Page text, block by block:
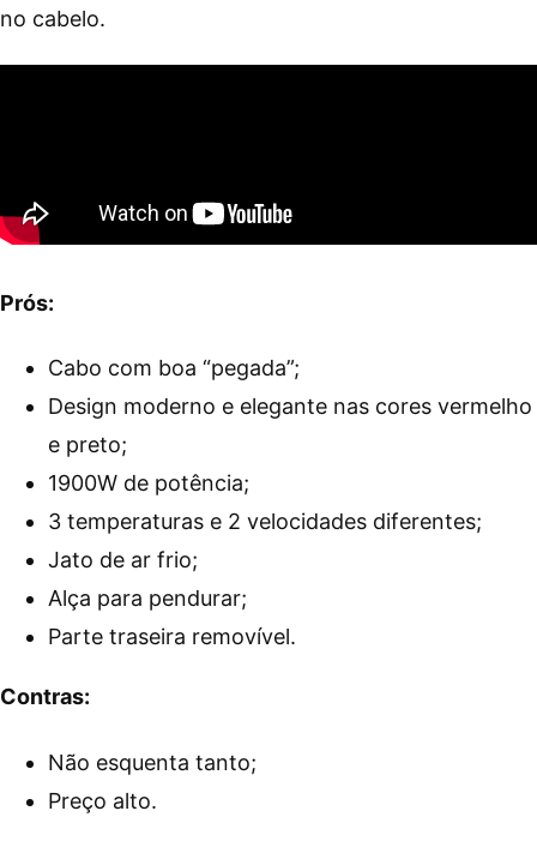
no cabelo.
Prós:
Cabo com boa “pegada”;
Design moderno e elegante nas cores vermelho
e preto;
1900W de potência;
3 temperaturas e 2 velocidades diferentes;
Jato de ar frio;
Alça para pendurar;
Parte traseira removível.
Contras:
Não esquenta tanto;
Preço alto.